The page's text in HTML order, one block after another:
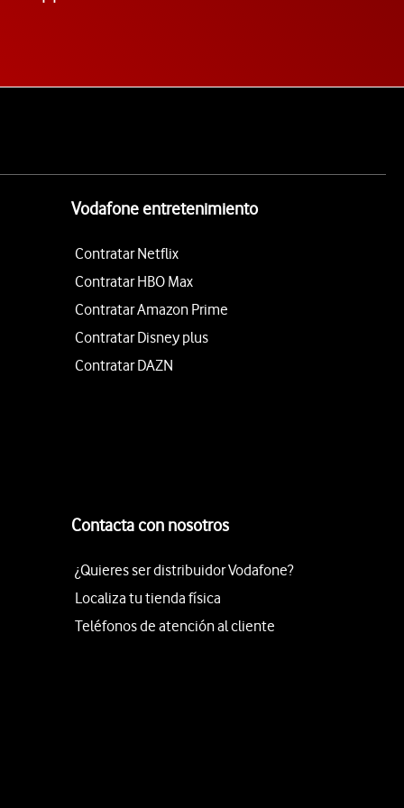
Vodafone entretenimiento
Contratar Netflix
Contratar HBO Max
Contratar Amazon Prime
Contratar Disney plus
Contratar DAZN
Contacta con nosotros
¿Quieres ser distribuidor Vodafone?
Localiza tu tienda física
Teléfonos de atención al cliente